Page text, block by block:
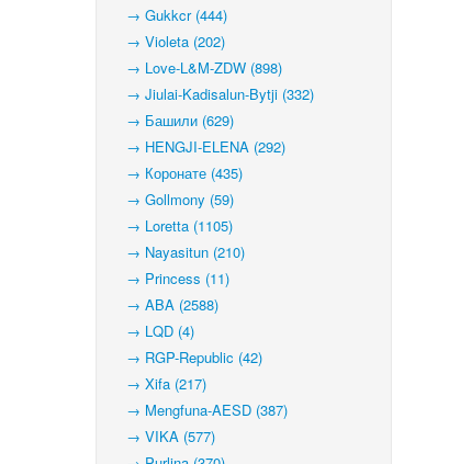
→ Gukkcr (444)
→ Violeta (202)
→ Love-L&M-ZDW (898)
→ Jiulai-Kadisalun-Bytji (332)
→ Башили (629)
→ HENGJI-ELENA (292)
→ Коронате (435)
→ Gollmony (59)
→ Loretta (1105)
→ Nayasitun (210)
→ Princess (11)
→ ABA (2588)
→ LQD (4)
→ RGP-Republic (42)
→ Xifa (217)
→ Mengfuna-AESD (387)
→ VIKA (577)